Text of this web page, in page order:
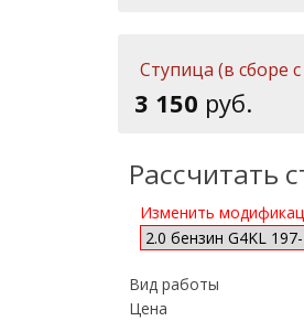
Ступица (в сборе
3 150 руб.
Рассчитать
Изменить
Вид работы
Цена